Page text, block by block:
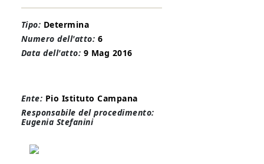
Tipo: Determina
Numero dell'atto: 6
Data dell'atto: 9 Mag 2016
Ente: Pio Istituto Campana
Responsabile del procedimento:
Eugenia Stefanini